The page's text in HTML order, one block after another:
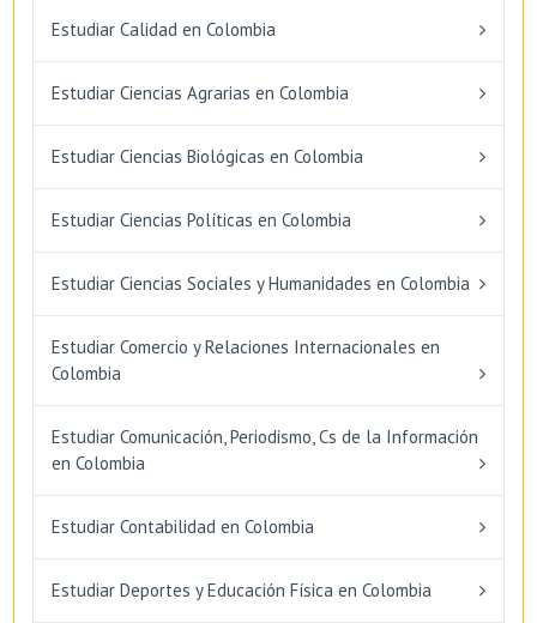
Estudiar Calidad en Colombia
Estudiar Ciencias Agrarias en Colombia
Estudiar Ciencias Biológicas en Colombia
Estudiar Ciencias Políticas en Colombia
Estudiar Ciencias Sociales y Humanidades en Colombia
Estudiar Comercio y Relaciones Internacionales en
Colombia
Estudiar Comunicación, Periodismo, Cs de la Información
en Colombia
Estudiar Contabilidad en Colombia
Estudiar Deportes y Educación Física en Colombia